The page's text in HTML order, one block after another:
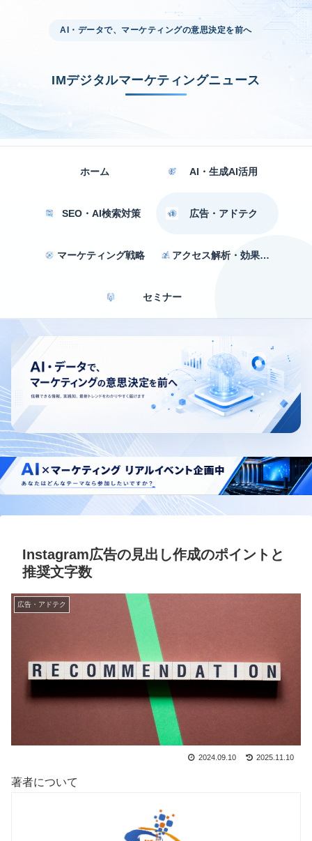
AI・データで、マーケティングの意思決定を前へ
IMデジタルマーケティングニュース
ホーム AI・生成AI活用
SEO・AI検索対策 広告・アドテク
マーケティング戦略 アクセス解析・効果測定
セミナー
Instagram広告の見出し作成のポイントと
推奨文字数
広告・アドテク
2024.09.10 2025.11.10
著者について